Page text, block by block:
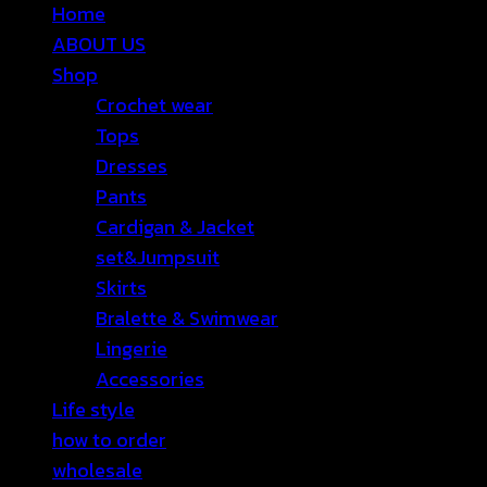
Home
ABOUT US
Shop
Crochet wear
Tops
Dresses
Pants
Cardigan & Jacket
set&Jumpsuit
Skirts
Bralette & Swimwear
Lingerie
Accessories
Life style
how to order
wholesale